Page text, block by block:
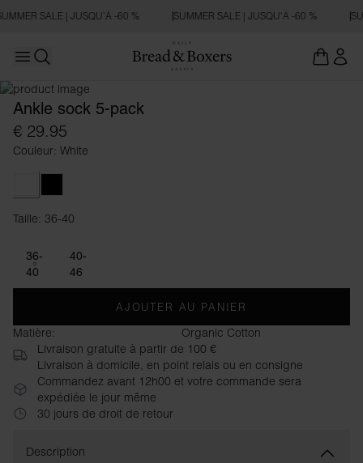
SALE | JUSQU’À -60 % SUMMER SALE | JUSQU’À -60 %
Open main menu
Ankle sock 5-pack
€ 29.95
Couleur: White
Taille: 36-40
36-
40
40-
46
AJOUTER AU PANIER
Matière:
Organic Cotton
Livraison gratuite à partir de 100 €
Livraison à domicile, en point relais ou en consigne
Commandez avant 12h00 et votre commande sera
expédiée le jour même
30 jours de droit de retour
Description